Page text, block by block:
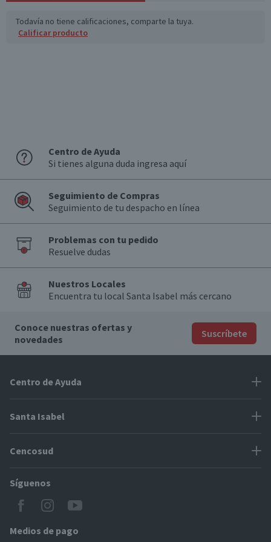
Todavía no tiene calificaciones, comparte la tuya.
Calificar producto
Centro de Ayuda
Si tienes alguna duda ingresa aquí
Seguimiento de Compras
Seguimiento de tu despacho en línea
Problemas con tu pedido
Resuelve dudas
Nuestros Locales
Encuentra tu local Santa Isabel más cercano
Conoce nuestras ofertas y
novedades
Suscríbete
Centro de Ayuda
Problemas con tu pedido
Cómo modificar mis datos
Modos de entrega y cobertura
Locales Santa Isabel
Santa Isabel
Proveedores
CyberDay
BlackFriday
Cencosud
Paris
Jumbo
Easy
Síguenos
Medios de pago